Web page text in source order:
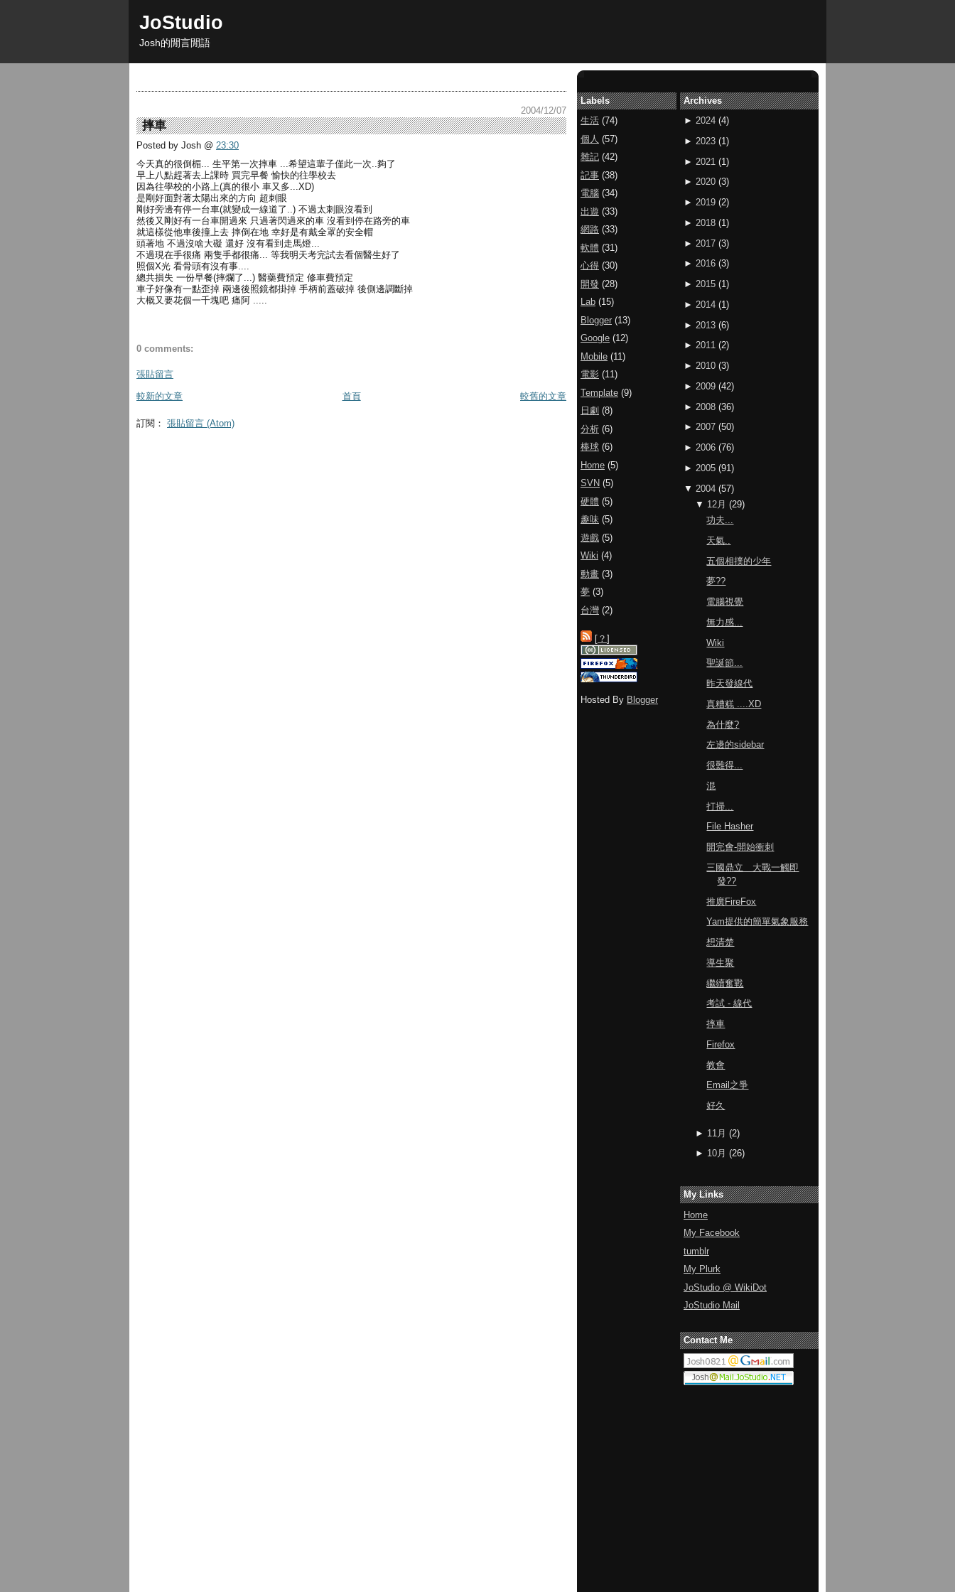
JoStudio
Josh的閒言閒語
2004/12/07
摔車
Posted by Josh @ 23:30
今天真的很倒楣... 生平第一次摔車 ...希望這輩子僅此一次..夠了
早上八點趕著去上課時 買完早餐 愉快的往學校去
因為往學校的小路上(真的很小 車又多...XD)
是剛好面對著太陽出來的方向 超刺眼
剛好旁邊有停一台車(就變成一線道了..) 不過太刺眼沒看到
然後又剛好有一台車開過來 只過著閃過來的車 沒看到停在路旁的車
就這樣從他車後撞上去 摔倒在地 幸好是有戴全罩的安全帽
頭著地 不過沒啥大礙 還好 沒有看到走馬燈...
不過現在手很痛 兩隻手都很痛... 等我明天考完試去看個醫生好了
照個X光 看骨頭有沒有事....
總共損失 一份早餐(摔爛了...) 醫藥費預定 修車費預定
車子好像有一點歪掉 兩邊後照鏡都掛掉 手柄前蓋破掉 後側邊調斷掉
大概又要花個一千塊吧 痛阿 .....
0 comments:
張貼留言
較新的文章 較舊的文章
首頁
訂閱： 張貼留言 (Atom)
Archives
► 2024 (4)
► 2023 (1 )
► 2021 (1)
► 2020 (3)
► 2019 (2)
► 2018 (1 )
► 2017 (3)
► 2016 (3)
► 2015 (1)
► 2014 (1 )
► 2013 (6)
► 2011 (2)
► 2010 (3)
► 2009 (42)
► 2008 (36)
► 2007 (50)
► 2006 (76)
► 2005 (91 )
▼ 2004 (57)
▼ 12月 (29)
功夫...
天氣..
五個相撲的少年
夢??
電腦視覺
無力感...
Wiki
聖誕節...
昨天發線代
真糟糕 ....XD
為什麼?
左邊的sidebar
很難得...
混
打掃...
File Hasher
開完會-開始衝刺
三國鼎立 大戰一觸即
發??
推廣FireFox
Yam提供的簡單氣象服務
想清楚
導生聚
繼續奮戰
考試 - 線代
摔車
Firefox
教會
Email之爭
好久
► 11月 (2)
► 10月 (26)
My Links
Home
My Facebook
tumblr
My Plurk
JoStudio @ WikiDot
JoStudio Mail
Contact Me
Labels
生活 (74)
個人 (57)
雜記 (42)
記事 (38)
電腦 (34)
出遊 (33)
網路 (33)
軟體 (31)
心得 (30)
開發 (28)
Lab (15)
Blogger (13)
Google (12)
Mobile (11)
電影 (11)
Template (9)
日劇 (8)
分析 (6)
棒球 (6)
Home (5)
SVN (5)
硬體 (5)
趣味 (5)
遊戲 (5)
Wiki (4)
動畫 (3)
夢 (3)
台灣 (2)
[ ？ ]
Hosted By Blogger